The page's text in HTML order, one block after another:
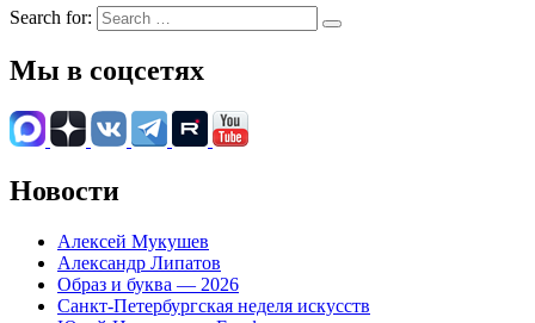
Search for:
Мы в соцсетях
Новости
Алексей Мукушев
Александр Липатов
Образ и буква — 2026
Санкт-Петербургская неделя искусств